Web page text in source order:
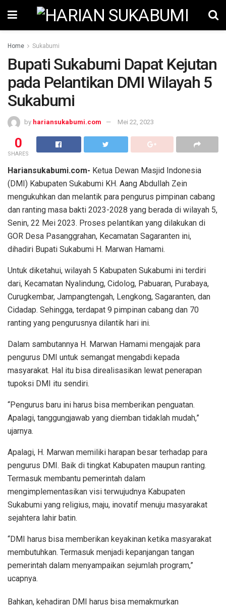
Home Sukabumi
Bupati Sukabumi Dapat Kejutan
pada Pelantikan DMI Wilayah 5
Sukabumi
by hariansukabumi.com Mei 22, 2023
0
SHARES
Hariansukabumi.com- Ketua Dewan Masjid Indonesia
(DMI) Kabupaten Sukabumi KH. Aang Abdullah Zein
mengukuhkan dan melantik para pengurus pimpinan cabang
dan ranting masa bakti 2023-2028 yang berada di wilayah 5,
Senin, 22 Mei 2023. Proses pelantikan yang dilakukan di
GOR Desa Pasanggrahan, Kecamatan Sagaranten ini,
dihadiri Bupati Sukabumi H. Marwan Hamami.
Untuk diketahui, wilayah 5 Kabupaten Sukabumi ini terdiri
dari, Kecamatan Nyalindung, Cidolog, Pabuaran, Purabaya,
Curugkembar, Jampangtengah, Lengkong, Sagaranten, dan
Cidadap. Sehingga, terdapat 9 pimpinan cabang dan 70
ranting yang pengurusnya dilantik hari ini.
Dalam sambutannya H. Marwan Hamami mengajak para
pengurus DMI untuk semangat mengabdi kepada
masyarakat. Hal itu bisa direalisasikan lewat penerapan
tupoksi DMI itu sendiri.
“Pengurus baru ini harus bisa memberikan penguatan.
Apalagi, tanggungjawab yang diemban tidaklah mudah,”
ujarnya.
Apalagi, H. Marwan memiliki harapan besar terhadap para
pengurus DMI. Baik di tingkat Kabupaten maupun ranting.
Termasuk membantu pemerintah dalam
mengimplementasikan visi terwujudnya Kabupaten
Sukabumi yang religius, maju, inovatif menuju masyarakat
sejahtera lahir batin.
“DMI harus bisa memberikan keyakinan ketika masyarakat
membutuhkan. Termasuk menjadi kepanjangan tangan
pemerintah dalam menyampaikan sejumlah program,”
ucapnya.
Bahkan, kehadiran DMI harus bisa memakmurkan